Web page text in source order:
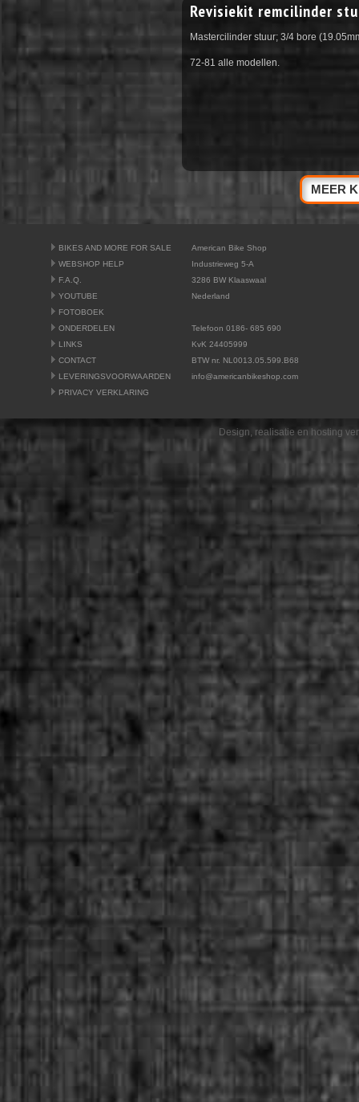
Revisiekit remcilinder
Mastercilinder stuur; 3/4 bore
72-81 alle modellen.
MEER
BIKES AND MORE FOR SALE
WEBSHOP HELP
F.A.Q.
YOUTUBE
FOTOBOEK
ONDERDELEN
LINKS
CONTACT
LEVERINGSVOORWAARDEN
PRIVACY VERKLARING
American Bike Shop
Industrieweg 5-A
3286 BW Klaaswaal
Nederland
Telefoon 0186- 685 690
KvK 24405999
BTW nr. NL0013.05.599.B68
info@americanbikeshop.com
Design, realisatie en hosting